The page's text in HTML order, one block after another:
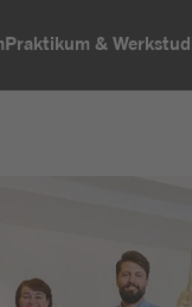
Praktikum &